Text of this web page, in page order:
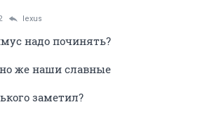
lexus
надо починять?
же наши славные
заметил?